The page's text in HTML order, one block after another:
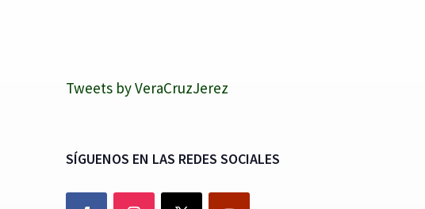
Tweets by VeraCruzJerez
SÍGUENOS EN LAS REDES SOCIALES